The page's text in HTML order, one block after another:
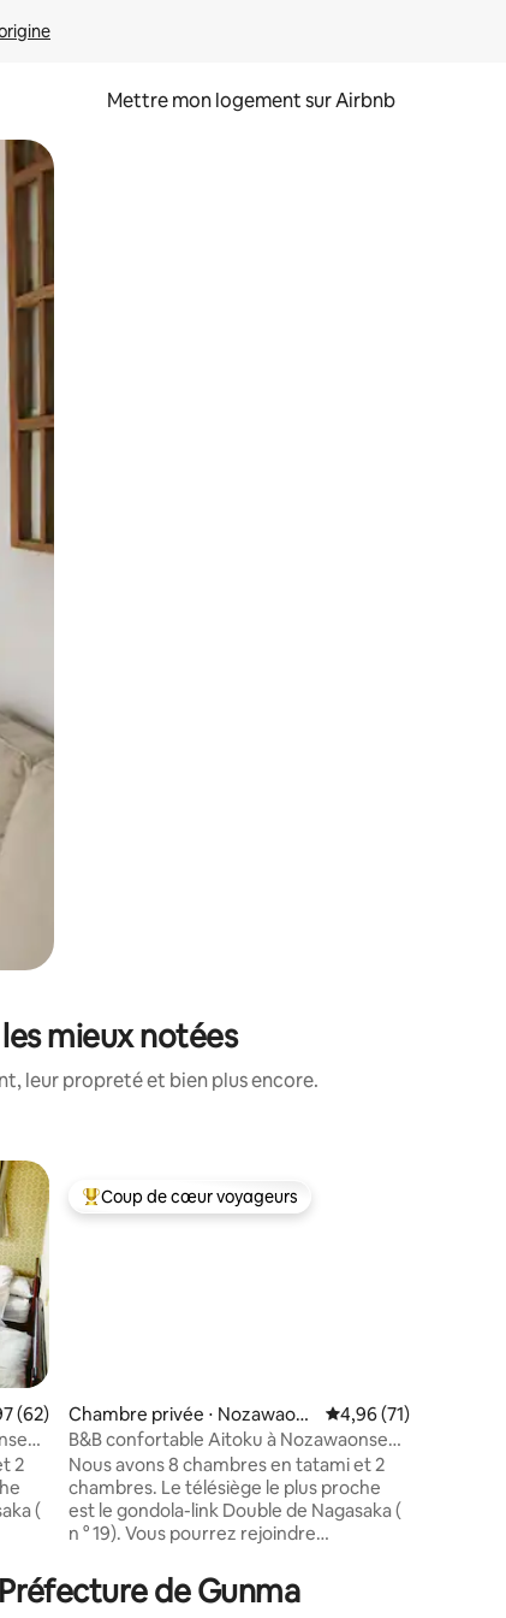
Mettre mon logement sur Airbnb
mieux notées
leur propreté et bien plus encore.
: 4,8 sur 5
moyenne sur la base de 62 commentaires : 4,97 sur 5
(62)
2
(
Coups de cœur voyageurs les plus appréciés
Coup de cœur voyageurs
Chambre privée ⋅ Nozawaons
en
Évaluation moyenne
4,96 (71)
B&B confortable Aitoku à Nozawaonsen-
1
Nous avons 8 chambres en tatami et 2
chambres. Le télésiège le plus proche
est le gondola-link Double de Nagasaka (
n ° 19). Vous pourrez rejoindre
quelques restaurants ici. En outre, vous
pouvez vous rendre dans la rue
de Gunma